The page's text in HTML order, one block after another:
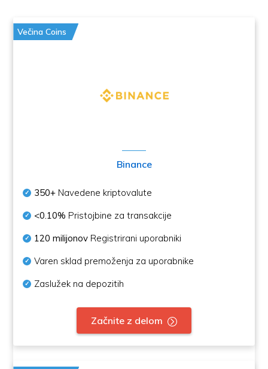
Večina Coins
Binance
350+ Navedene kriptovalute
<0.10% Pristojbine za transakcije
120 milijonov Registrirani uporabniki
Varen sklad premoženja za uporabnike
Zaslužek na depozitih
Začnite z delom